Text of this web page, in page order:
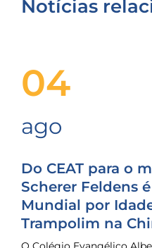
Notícias
04
ago
Do CEAT para o
Scherer Feldens
Mundial por
Trampolim na